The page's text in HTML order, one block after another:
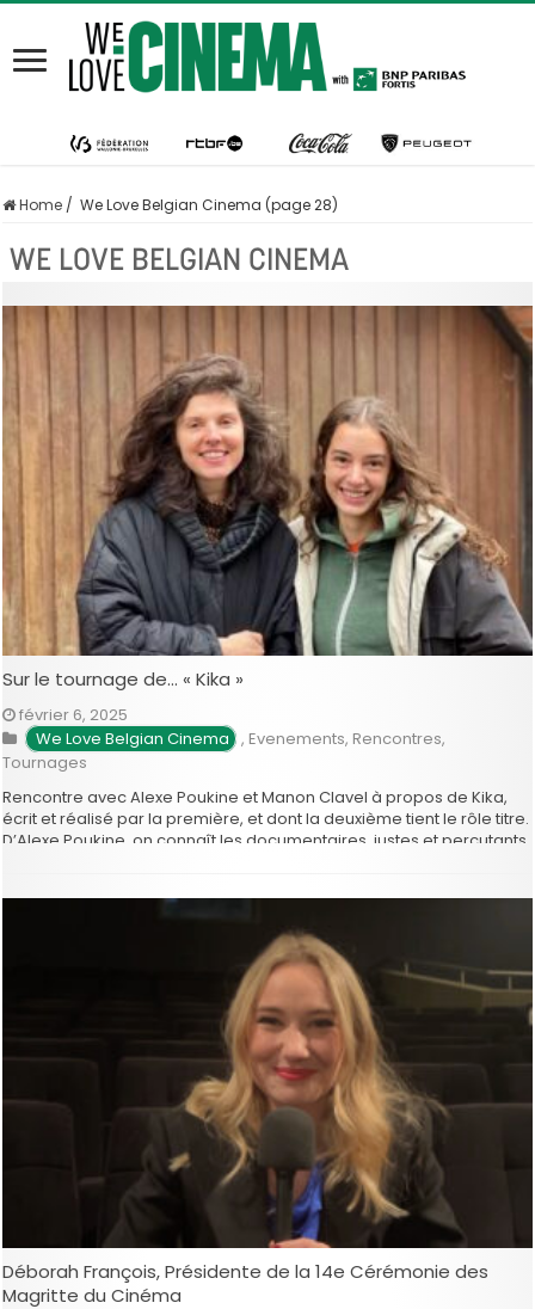
Home / We Love Belgian Cinema (page 28)
WE LOVE BELGIAN CINEMA
Sur le tournage de… « Kika »
février 6, 2025
We Love Belgian Cinema , Evenements, Rencontres,
Tournages
Rencontre avec Alexe Poukine et Manon Clavel à propos de Kika,
écrit et réalisé par la première, et dont la deuxième tient le rôle titre.
D’Alexe Poukine, on connaît les documentaires, justes et percutants,
Déborah François, Présidente de la 14e Cérémonie des
Magritte du Cinéma